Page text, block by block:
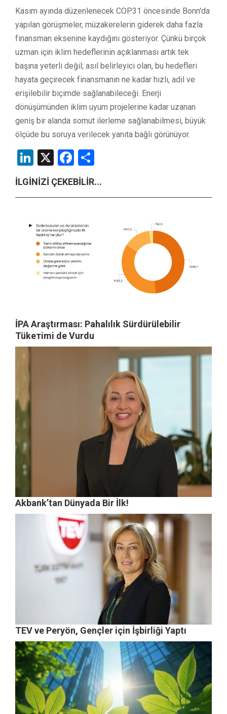
Kasım ayında düzenlenecek COP31 öncesinde Bonn'da
yapılan görüşmeler, müzakerelerin giderek daha fazla
finansman eksenine kaydığını gösteriyor. Çünkü birçok
uzman için iklim hedeflerinin açıklanması artık tek
başına yeterli değil; asıl belirleyici olan, bu hedefleri
hayata geçirecek finansmanın ne kadar hızlı, adil ve
erişilebilir biçimde sağlanabileceği. Enerji
dönüşümünden iklim uyum projelerine kadar uzanan
geniş bir alanda somut ilerleme sağlanabilmesi, büyük
ölçüde bu soruya verilecek yanıta bağlı görünüyor.
LinkedIn
X Facebook
İLGİNİZİ ÇEKEBİLİR...
İPA Araştırması: Pahalılık Sürdürülebilir
Tükетimi de Vurdu
Akbank’tan Dünyada Bir İlk!
TEV ve Peryön, Gençler için İşbirliği Yaptı